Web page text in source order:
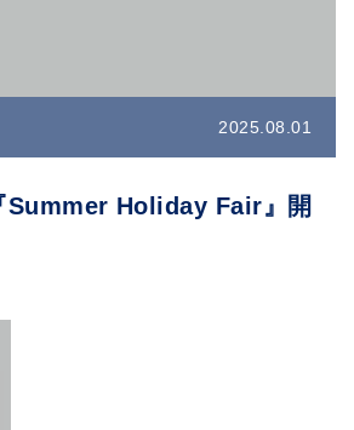
2025.08.01
Summer Holiday Fair』開